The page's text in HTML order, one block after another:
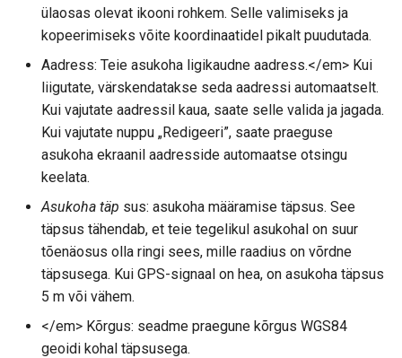
ülaosas olevat ikooni rohkem. Selle valimiseks ja
kopeerimiseks võite koordinaatidel pikalt puudutada.
Aadress: Teie asukoha ligikaudne aadress.</em> Kui
liigutate, värskendatakse seda aadressi automaatselt.
Kui vajutate aadressil kaua, saate selle valida ja jagada.
Kui vajutate nuppu „Redigeeri”, saate praeguse
asukoha ekraanil aadresside automaatse otsingu
keelata.
Asukoha täp sus: asukoha määramise täpsus. See
täpsus tähendab, et teie tegelikul asukohal on suur
tõenäosus olla ringi sees, mille raadius on võrdne
täpsusega. Kui GPS-signaal on hea, on asukoha täpsus
5 m või vähem.
</em> Kõrgus: seadme praegune kõrgus WGS84
geoidi kohal täpsusega.